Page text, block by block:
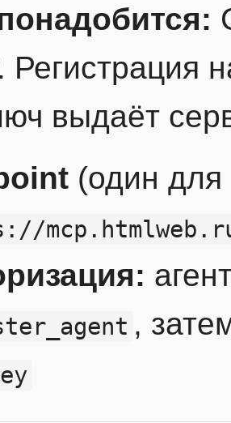
Регистрация
выдаёт
(один для
,